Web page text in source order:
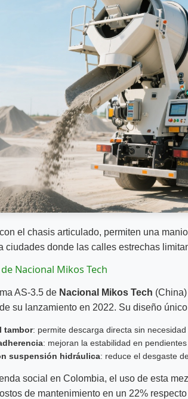
el chasis articulado, permiten una
donde las calles estrechas
Nacional Mikos Tech
AS-3.5 de Nacional Mikos Tech
su lanzamiento en 2022. Su diseño
tambor: permite descarga directa sin
: mejoran la estabilidad en pendientes
suspensión hidráulica: reduce el desgaste
social en Colombia, el uso de esta
de mantenimiento en un 22%